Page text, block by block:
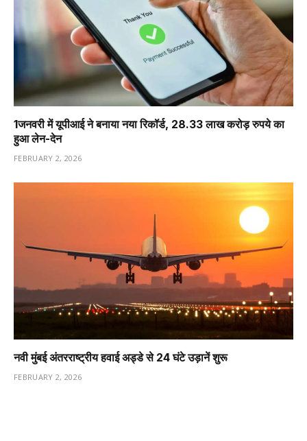
1️जनवरी में यूपीआई ने बनाया नया रिकॉर्ड, 28.33 लाख करोड़ रुपये का
हुआ लेन-देन
FEBRUARY 2, 2026
नवी मुंबई अंतरराष्ट्रीय हवाई अड्डे से 24 घंटे उड़ानें शुरू
FEBRUARY 2, 2026